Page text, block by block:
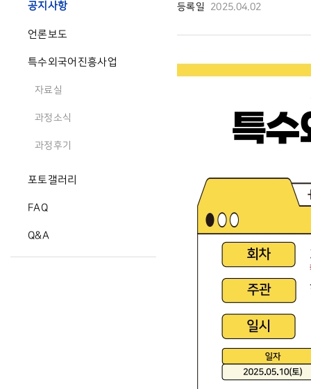
공지사항
언론보도
특수외국어진흥사업
자료실
과정소식
과정후기
포토갤러리
FAQ
Q&A
등록일 2025.04.02